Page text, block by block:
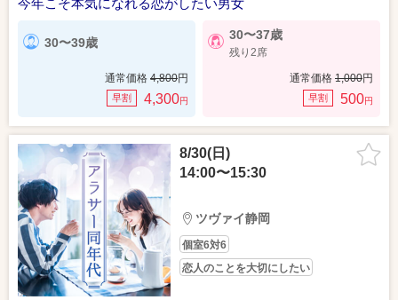
30〜39歳
通常価格 4,800円
早割 4,300円
30〜37歳
残り2席
通常価格 1,000円
早割 500円
8/30(日)
14:00〜15:30
ツヴァイ静岡
個室6対6
恋人のことを大切にしたい